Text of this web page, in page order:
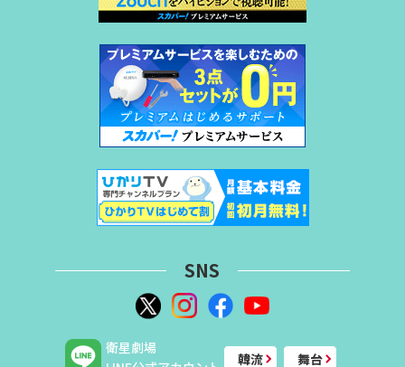
SNS
衛星劇場
韓流 舞台